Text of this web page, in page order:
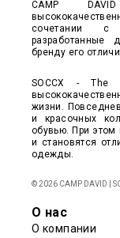
CAMP
сочетании с
разработанные
бренду его
SOCCX - The
жизни.
и красочных
обувью. При этом
и становятся
одежды.
© 2026 CAMP DAVID |
О нас
О компании